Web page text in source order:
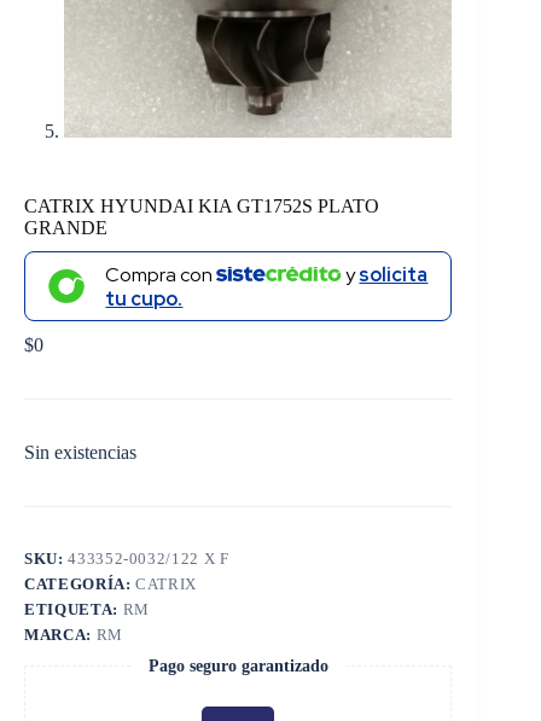
CATRIX HYUNDAI KIA GT1752S PLATO
GRANDE
Compra con ysolicita
tu cupo.
$0
Sin existencias
SKU:433352-0032/122 X F
CATEGORÍA:CATRIX
ETIQUETA: RM
MARCA: RM
Pago seguro garantizado